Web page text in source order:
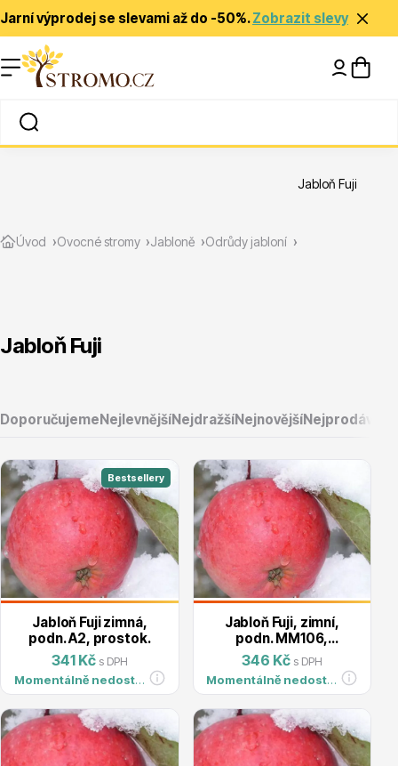
Jarní výprodej se slevami až do -50%.Zobrazit slevy
Rady a tipy
Vřesovištní rostliny
Vánoční stromky v květináčích a řezané
Úvod Ovocné stromy Jabloně Odrůdy jabloní
Jabloň Fuji
Jabloň Fuji
DoporučujemeNejlevnějšíNejdražšíNejnovější
Bestsellery
Jabloň Fuji zimná,
podn. A2, prostok.
341 Kč s DPH
Momentálně nedostupné
Jabloň Fuji, zimní,
podn. MM106,
prostok.
346 Kč s DPH
Momentálně nedostupné